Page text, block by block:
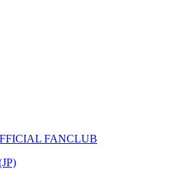
FANCLUB